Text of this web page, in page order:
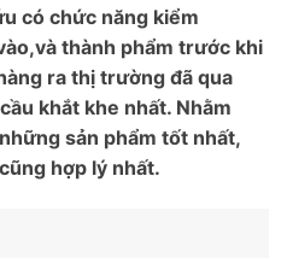
có chức năng kiểm
thành phẩm trước khi
ra thị trường đã qua
khắt khe nhất. Nhằm
sản phẩm tốt nhất,
hợp lý nhất.